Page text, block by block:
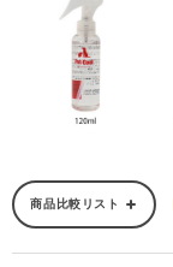
商品比較リスト